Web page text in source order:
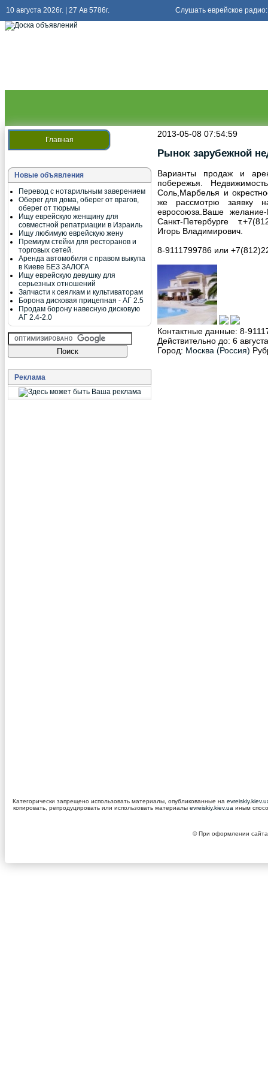
10 августа 2026г. | 27 Ав 5786г. Слушать еврейское радио:
Слушать
2013-05-08 07:54:59
Рынок зарубежной
Варианты продаж и
побережья.
Соль,Марбелья и
же рассмотрю заявку
евросоюза.Ваше
Санкт-Петербурге
Игорь Владимирович.
8-9111799786 или
Контактные данные: 8-
Действительно до: 6
Город: Москва (Россия)
Главная
Новые объявления
Перевод с нотарильным заверением
Оберег для дома, оберег от врагов,
оберег от тюрьмы
Ищу еврейскую женщину для
совместной репатриации в Израиль
Ищу любимую еврейскую жену
Премиум стейки для ресторанов и
торговых сетей.
Аренда автомобиля с правом выкупа
в Киеве БЕЗ ЗАЛОГА
Ищу еврейскую девушку для
серьезных отношений
Запчасти к сеялкам и культиваторам
Борона дисковая прицепная - АГ 2.5
Продам борону навесную дисковую
АГ 2.4-2.0
Реклама
Категорически запрещено использовать материалы, опубликованные на
копировать, репродуцировать или использовать материалыevreiskiy.kiev.ua иным
© При оформлении сайта